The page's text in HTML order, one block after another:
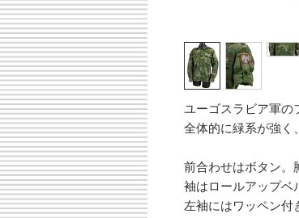
ユーゴスラビア軍の
全体的に緑系が強く
前合わせはボタン。
袖はロールアップベ
左袖にはワッペン付